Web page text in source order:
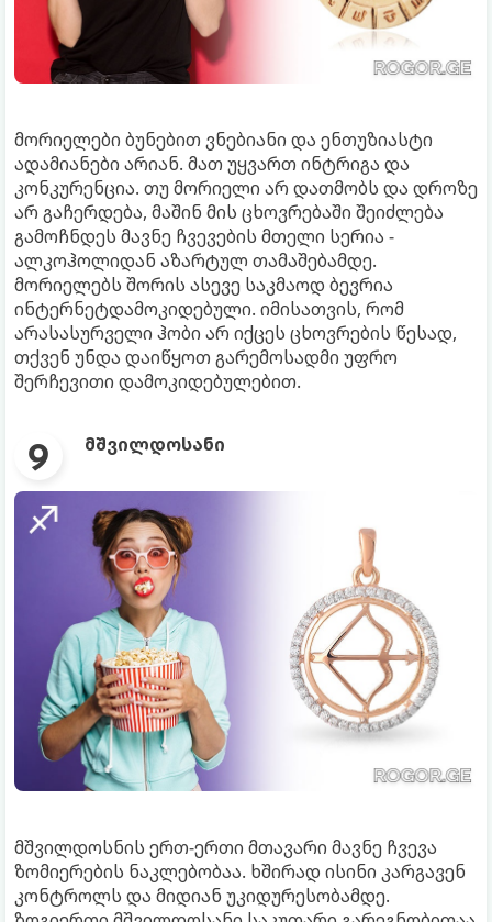
მორიელები ბუნებით ვნებიანი და ენთუზიასტი
ადამიანები არიან. მათ უყვართ ინტრიგა და
კონკურენცია. თუ მორიელი არ დათმობს და დროზე
არ გაჩერდება, მაშინ მის ცხოვრებაში შეიძლება
გამოჩნდეს მავნე ჩვევების მთელი სერია -
ალკოჰოლიდან აზარტულ თამაშებამდე.
მორიელებს შორის ასევე საკმაოდ ბევრია
ინტერნეტდამოკიდებული. იმისათვის, რომ
არასასურველი ჰობი არ იქცეს ცხოვრების წესად,
თქვენ უნდა დაიწყოთ გარემოსადმი უფრო
შერჩევითი დამოკიდებულებით.
მშვილდოსანი
მშვილდოსნის ერთ-ერთი მთავარი მავნე ჩვევა
ზომიერების ნაკლებობაა. ხშირად ისინი კარგავენ
კონტროლს და მიდიან უკიდურესობამდე.